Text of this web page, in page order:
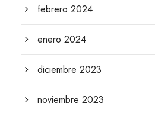
febrero 2024
enero 2024
diciembre 2023
noviembre 2023